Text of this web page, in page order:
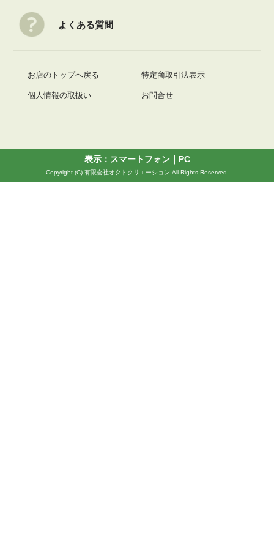
よくある質問
お店のトップへ戻る 特定商取引法表示
個人情報の取扱い お問合せ
表示：スマートフォン｜ PC
Copyright (C) 有限会社オクトクリエーション All Rights Reserved.